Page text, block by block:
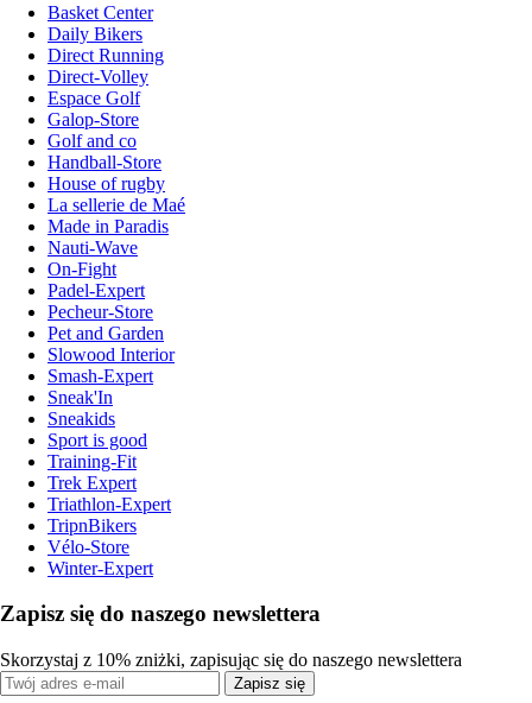
Basket Center
Daily Bikers
Direct Running
Direct-Volley
Espace Golf
Galop-Store
Golf and co
Handball-Store
House of rugby
La sellerie de Maé
Made in Paradis
Nauti-Wave
On-Fight
Padel-Expert
Pecheur-Store
Pet and Garden
Slowood Interior
Smash-Expert
Sneak'In
Sneakids
Sport is good
Training-Fit
Trek Expert
Triathlon-Expert
TripnBikers
Vélo-Store
Winter-Expert
Zapisz się do naszego newslettera
Skorzystaj z 10% zniżki, zapisując się do naszego newslettera
Zapisz się